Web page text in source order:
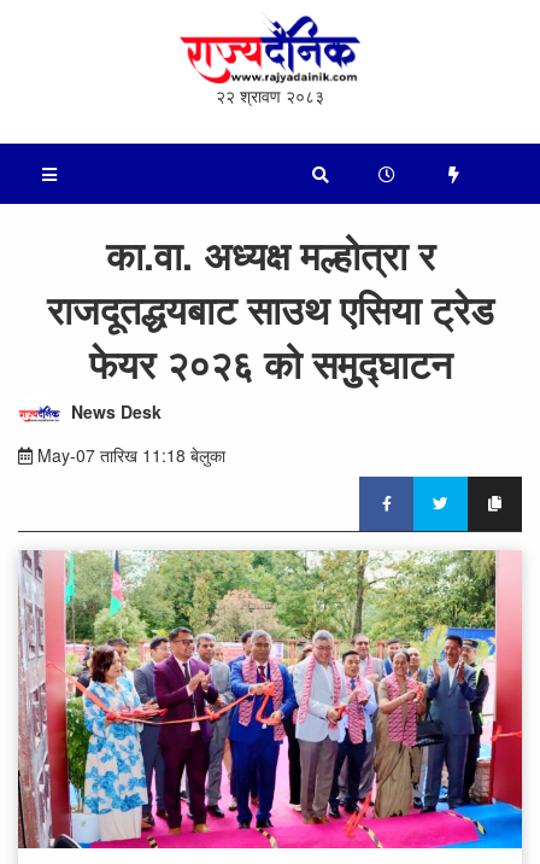
२२ श्रावण २०८३
का.वा. अध्यक्ष मल्होत्रा र
राजदूतद्धयबाट साउथ एसिया ट्रेड
फेयर २०२६ को समुुद्घाटन
News Desk
May-07 तारिख 11:18 बेलुका